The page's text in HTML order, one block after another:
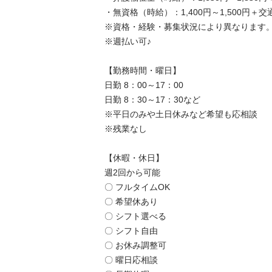
・無資格（時給）：1,400円～1,500円＋交
※資格・経験・募集状況により異なります。
※週払い可♪
【勤務時間・曜日】
日勤 8：00～17：00
日勤 8：30～17：30など
※平日のみや土日休みなど希望も応相談
※残業なし
【休暇・休日】
週2回から可能
〇 フルタイムOK
〇 希望休あり
〇 シフト選べる
〇 シフト自由
〇 お休み調整可
〇 曜日応相談